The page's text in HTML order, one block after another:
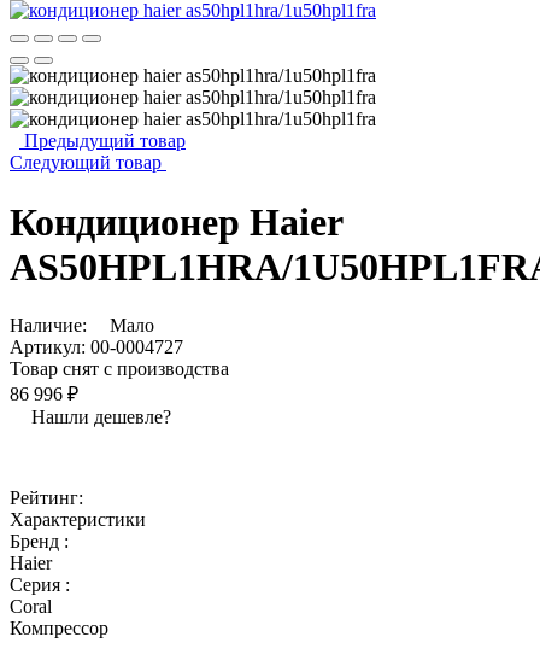
Предыдущий товар
Следующий товар
Кондиционер Haier
AS50HPL1HRA/
Наличие:
Мало
Артикул: 00-0004727
Товар снят с производства
86 996 ₽
Нашли дешевле?
Рейтинг:
Характеристики
Бренд :
Haier
Серия :
Coral
Компрессор